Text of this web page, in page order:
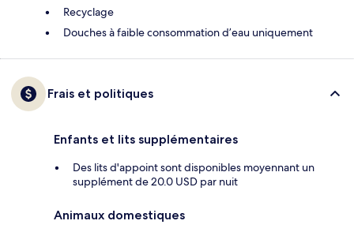
Recyclage
Douches à faible consommation d’eau uniquement
Frais et politiques
Enfants et lits supplémentaires
Des lits d'appoint sont disponibles moyennant un
supplément de 20.0 USD par nuit
Animaux domestiques